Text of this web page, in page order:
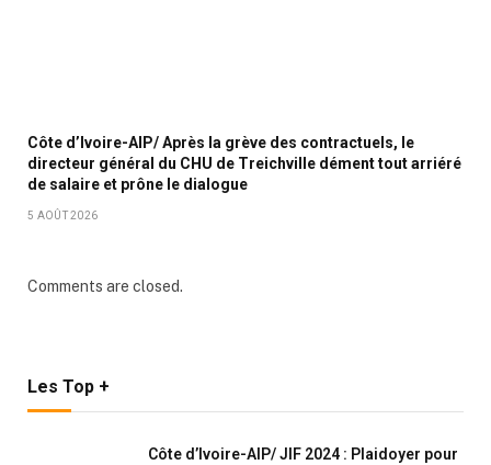
Côte d’Ivoire-AIP/ Après la grève des contractuels, le
directeur général du CHU de Treichville dément tout arriéré
de salaire et prône le dialogue
5 AOÛT 2026
Comments are closed.
Les Top +
Côte d’Ivoire-AIP/ JIF 2024 : Plaidoyer pour